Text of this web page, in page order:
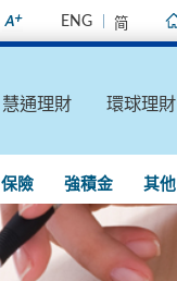
ENG 简
慧通理財 環球理財
保險 強積金 其他